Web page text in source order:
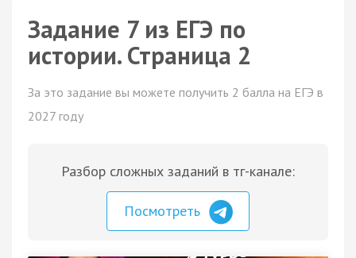
Задание 7 из ЕГЭ по
истории. Страница 2
За это задание вы можете получить 2 балла на ЕГЭ в
2027 году
Разбор сложных заданий в тг-канале:
Посмотреть